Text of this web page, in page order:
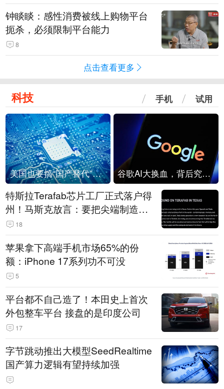
钟睒睒：感性消费被线上购物平台
扼杀，必须限制平台能力
8
点击查看更多
科技 手机 试用
美国也要搞“国产替代”？先算清三笔账 谷歌AI大换血，背后究竟发生了什么？
特斯拉Terafab芯片工厂正式落户得
州！马斯克放言：要把尖端制造带
回美国
18
苹果拿下高端手机市场65%的份
额：iPhone 17系列功不可没
5
平台都不自己造了！本田史上首次
外包整车平台 接盘的是印度公司
17
字节跳动推出大模型SeedRealtime
国产算力逻辑有望持续加强